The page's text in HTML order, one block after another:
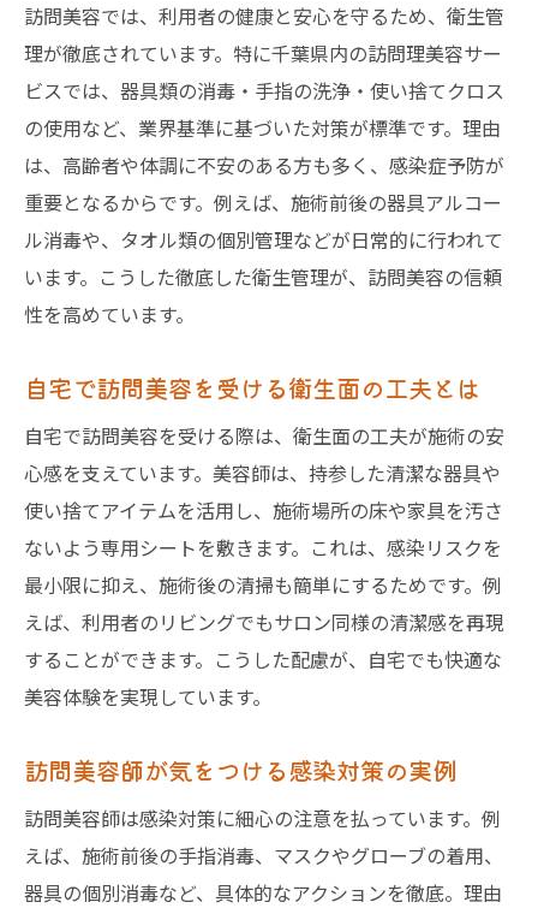
訪問美容では、利用者の健康と安心を守るため、衛生管
理が徹底されています。特に千葉県内の訪問理美容サー
ビスでは、器具類の消毒・手指の洗浄・使い捨てクロス
の使用など、業界基準に基づいた対策が標準です。理由
は、高齢者や体調に不安のある方も多く、感染症予防が
重要となるからです。例えば、施術前後の器具アルコー
ル消毒や、タオル類の個別管理などが日常的に行われて
います。こうした徹底した衛生管理が、訪問美容の信頼
性を高めています。
自宅で訪問美容を受ける衛生面の工夫とは
自宅で訪問美容を受ける際は、衛生面の工夫が施術の安
心感を支えています。美容師は、持参した清潔な器具や
使い捨てアイテムを活用し、施術場所の床や家具を汚さ
ないよう専用シートを敷きます。これは、感染リスクを
最小限に抑え、施術後の清掃も簡単にするためです。例
えば、利用者のリビングでもサロン同様の清潔感を再現
することができます。こうした配慮が、自宅でも快適な
美容体験を実現しています。
訪問美容師が気をつける感染対策の実例
訪問美容師は感染対策に細心の注意を払っています。例
えば、施術前後の手指消毒、マスクやグローブの着用、
器具の個別消毒など、具体的なアクションを徹底。理由